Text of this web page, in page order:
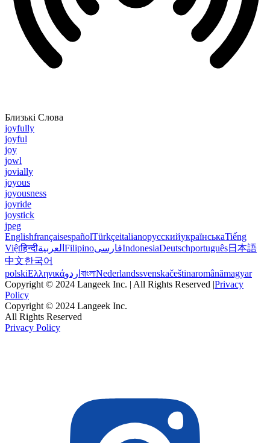
Близькі Слова
joyfully
joyful
joy
jowl
jovially
joyous
joyousness
joyride
joystick
jpeg
EnglishfrançaisespañolTürkçeitalianoрусскийукраїнськаTiếng
Việtहिन्दीالعربية FilipinoفارسیIndonesiaDeutschportuguês日本語
中文한국어
polskiΕλληνικάاردو বাংলাNederlandssvenskačeštinaromânămagyar
Copyright © 2024 Langeek Inc. | All Rights Reserved |Privacy
Policy
Copyright © 2024 Langeek Inc.
All Rights Reserved
Privacy Policy